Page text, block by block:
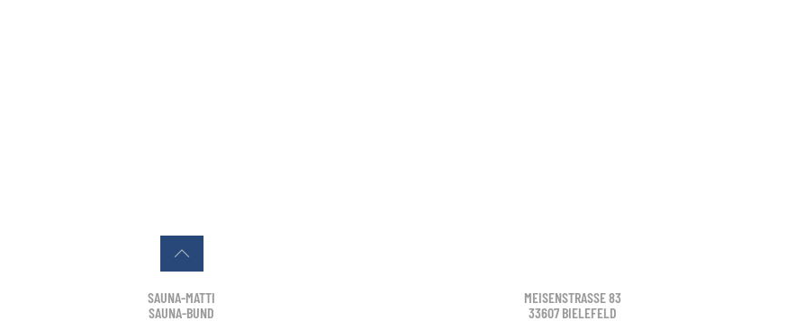
SAUNA-MATTI
SAUNA-BUND
MEISENSTRASSE 83
33607 BIELEFELD